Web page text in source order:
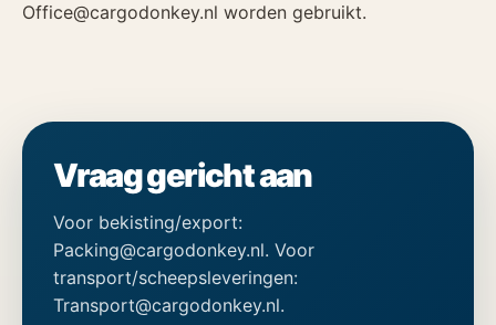
Office@cargodonkey.nl worden gebruikt.
Vraag gericht aan
Voor bekisting/export:
Packing@cargodonkey.nl. Voor
transport/scheepsleveringen:
Transport@cargodonkey.nl.